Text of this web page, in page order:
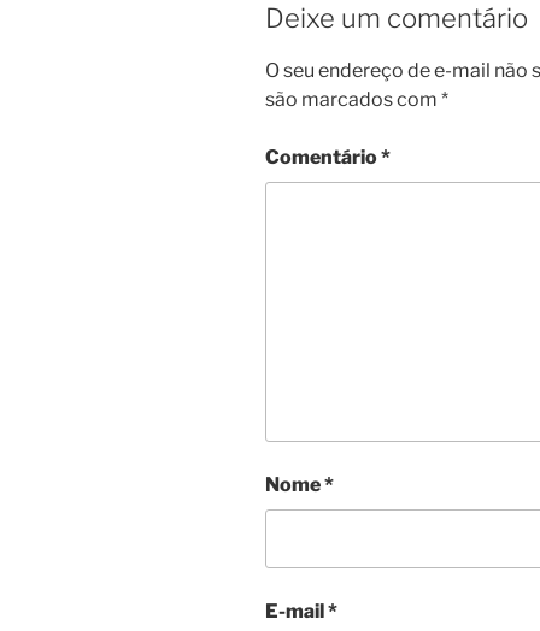
Deixe um comentário
O seu endereço de e-mail não
são marcados com *
Comentário*
Nome*
E-mail*